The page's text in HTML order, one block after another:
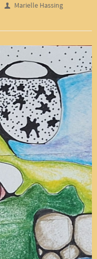
Marielle Hassing